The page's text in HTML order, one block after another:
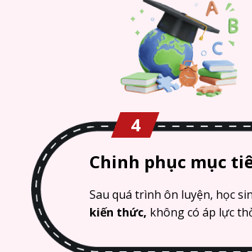
Sau quá trình ôn luyện, học
kiến thức, không có áp lực
Chinh phục mục
4